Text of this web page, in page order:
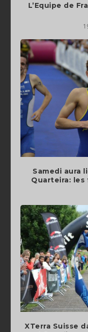
L’Equipe de
Samedi aura
Quarteira: les
XTerra Suisse